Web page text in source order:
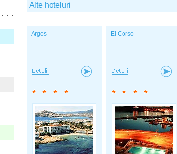
Alte hoteluri
Argos El Corso